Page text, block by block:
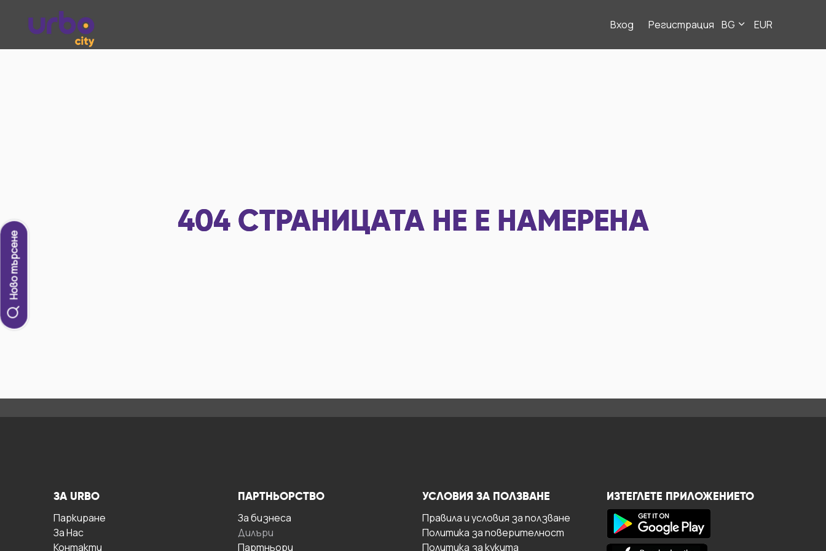
Вход Регистрация BG EUR
Ново търсене
404 СТРАНИЦАТА НЕ Е НАМЕРЕНА
ЗА URBO
Паркиране
За Hас
Контакти
ПАРТНЬОРСТВО
За бизнесa
Дилъри
Партньори
УСЛОВИЯ ЗА ПОЛЗВАНЕ
Правила и условия за ползване
Политика за поверителност
Политика за кукита
ИЗТЕГЛЕТЕ ПРИЛОЖЕНИЕТО